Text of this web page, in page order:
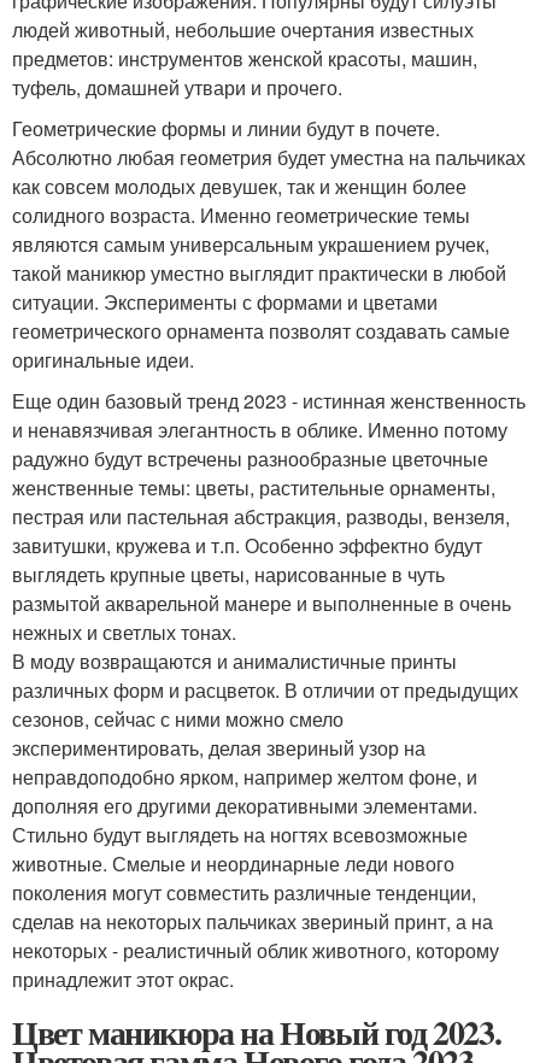
людей животный, небольшие очертания известных
предметов: инструментов женской красоты, машин,
туфель, домашней утвари и прочего.
Геометрические формы и линии будут в почете.
Абсолютно любая геометрия будет уместна на пальчиках
как совсем молодых девушек, так и женщин более
солидного возраста. Именно геометрические темы
являются самым универсальным украшением ручек,
такой маникюр уместно выглядит практически в любой
ситуации. Эксперименты с формами и цветами
геометрического орнамента позволят создавать самые
оригинальные идеи.
Еще один базовый тренд 2023 - истинная женственность
и ненавязчивая элегантность в облике. Именно потому
радужно будут встречены разнообразные цветочные
женственные темы: цветы, растительные орнаменты,
пестрая или пастельная абстракция, разводы, вензеля,
завитушки, кружева и т.п. Особенно эффектно будут
выглядеть крупные цветы, нарисованные в чуть
размытой акварельной манере и выполненные в очень
нежных и светлых тонах.
В моду возвращаются и анималистичные принты
различных форм и расцветок. В отличии от предыдущих
сезонов, сейчас с ними можно смело
экспериментировать, делая звериный узор на
неправдоподобно ярком, например желтом фоне, и
дополняя его другими декоративными элементами.
Стильно будут выглядеть на ногтях всевозможные
животные. Смелые и неординарные леди нового
поколения могут совместить различные тенденции,
сделав на некоторых пальчиках звериный принт, а на
некоторых - реалистичный облик животного, которому
принадлежит этот окрас.
Цвет маникюра на Новый год 2023.